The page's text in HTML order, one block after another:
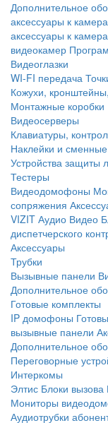
Дополнительное
аксессуары к
аксессуары к
видеокамер
Видеоглазки
WI-FI передача
Кожухи,
Монтажные коробки
Видеосерверы
Клавиатуры,
Наклейки и
Устройства защиты
Тестеры
Видеодомофоны
сопряжения
VIZIT Аудио Видео
диспетчерского
Аксессуары
Трубки
Вызывные панели
Дополнительное
Готовые комплекты
IP домофоны
вызывные панели
Дополнительное
Переговорные
Интеркомы
Элтис Блоки вызова
Мониторы
Аудиотрубки